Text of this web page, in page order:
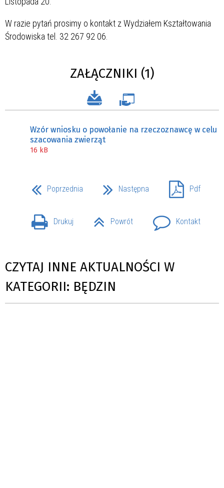
W razie pytań prosimy o kontakt z Wydziałem Kształtowania
Środowiska tel. 32 267 92 06.
ZAŁĄCZNIKI (1)
Wzór wniosku o powołanie na rzeczoznawcę w celu
szacowania zwierząt
16 kB
Poprzednia Następna Pdf
Drukuj Powrót Kontakt
CZYTAJ INNE AKTUALNOŚCI W
KATEGORII: BĘDZIN